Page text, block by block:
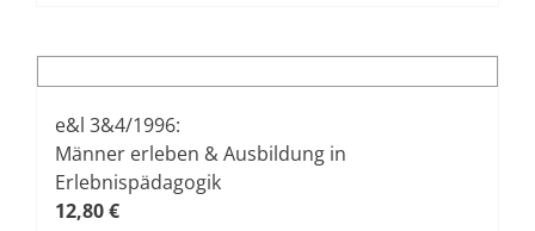
mehrere
Varianten
auf.
Die
Optionen
können
e&l 3&4/1996:
Männer erleben & Ausbildung in
Erlebnispädagogik
12,80€